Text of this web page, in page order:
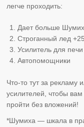
легче проходить:
Дает больше
Строганный лед
Усилитель для печи
Автопомощники
Что-то тут за рекламу
усилителей, чтобы
пройти без вложений!
*Шумиха — шкала в